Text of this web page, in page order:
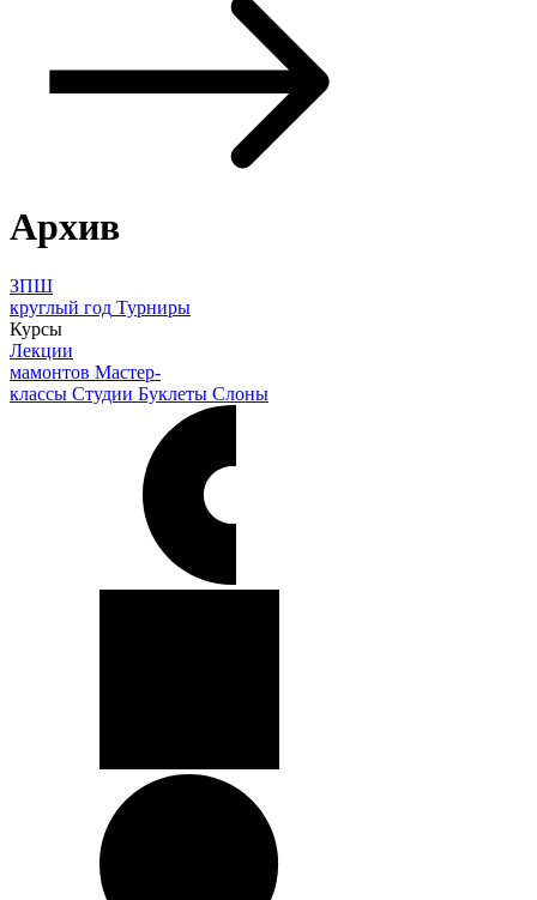
Архив
ЗПШ
круглый год Турниры
Курсы
Лекции
мамонтов Мастер-
классы Студии Буклеты Слоны